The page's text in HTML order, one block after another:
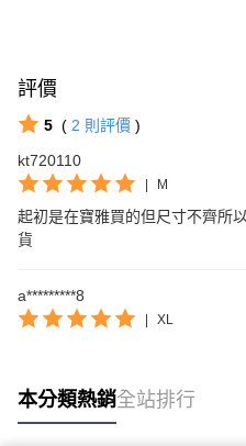
評價
5 ( 2 則評價 )
kt720110
M
起初是在寶雅買的但尺寸不齊所
貨
a*********8
XL
本分類熱銷全站排行